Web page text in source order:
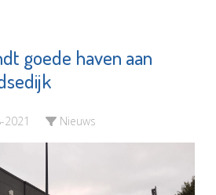
goede haven aan
2021 Nieuws